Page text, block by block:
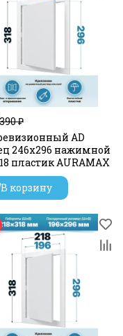
390 ₽
AD
246х296 нажимной
пластик AURAMAX
В корзину